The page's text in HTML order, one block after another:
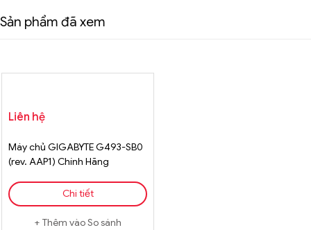
Sản phẩm đã xem
Liên hệ
Máy chủ GIGABYTE G493-SB0
(rev. AAP1) Chính Hãng
Chi tiết
Thêm vào So sánh